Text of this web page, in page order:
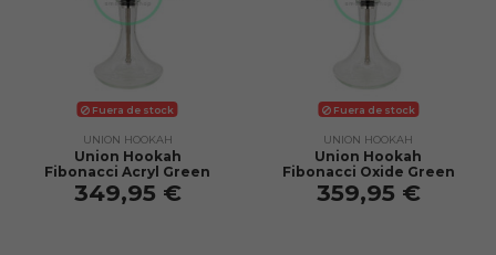
Fuera de stock
UNION HOOKAH
Union Hookah
Fibonacci Acryl Green
349,95 €
Fuera de stock
UNION HOOKAH
Union Hookah
Fibonacci Oxide Green
359,95 €